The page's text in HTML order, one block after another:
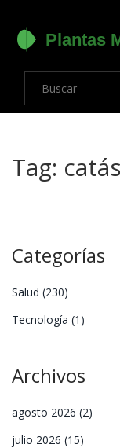
Tag:
Categorías
Salud (230)
Tecnología (1)
Archivos
agosto 2026 (2)
julio 2026 (15)